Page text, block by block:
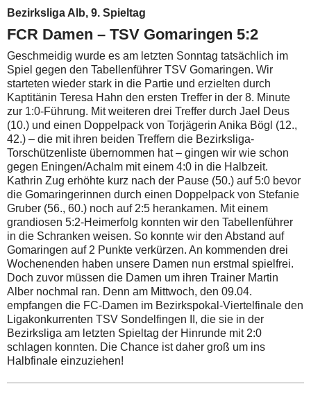
Bezirksliga Alb, 9. Spieltag
FCR Damen – TSV Gomaringen 5:2
Geschmeidig wurde es am letzten Sonntag tatsächlich im
Spiel gegen den Tabellenführer TSV Gomaringen. Wir
starteten wieder stark in die Partie und erzielten durch
Kaptitänin Teresa Hahn den ersten Treffer in der 8. Minute
zur 1:0-Führung. Mit weiteren drei Treffer durch Jael Deus
(10.) und einen Doppelpack von Torjägerin Anika Bögl (12.,
42.) – die mit ihren beiden Treffern die Bezirksliga-
Torschützenliste übernommen hat – gingen wir wie schon
gegen Eningen/Achalm mit einem 4:0 in die Halbzeit.
Kathrin Zug erhöhte kurz nach der Pause (50.) auf 5:0 bevor
die Gomaringerinnen durch einen Doppelpack von Stefanie
Gruber (56., 60.) noch auf 2:5 herankamen. Mit einem
grandiosen 5:2-Heimerfolg konnten wir den Tabellenführer
in die Schranken weisen. So konnte wir den Abstand auf
Gomaringen auf 2 Punkte verkürzen. An kommenden drei
Wochenenden haben unsere Damen nun erstmal spielfrei.
Doch zuvor müssen die Damen um ihren Trainer Martin
Alber nochmal ran. Denn am Mittwoch, den 09.04.
empfangen die FC-Damen im Bezirkspokal-Viertelfinale den
Ligakonkurrenten TSV Sondelfingen II, die sie in der
Bezirksliga am letzten Spieltag der Hinrunde mit 2:0
schlagen konnten. Die Chance ist daher groß um ins
Halbfinale einzuziehen!